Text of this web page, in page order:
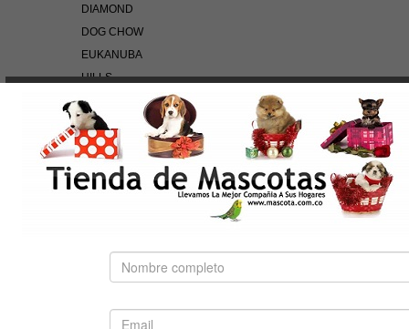
DIAMOND
DOG CHOW
EUKANUBA
HILLS
NUTRA NUGGETS
OF THE WILD
PEDIGREE
PRO PLAN
ROYAL CANIN
busca.